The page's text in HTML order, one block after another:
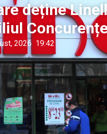
deține
2026 19:42